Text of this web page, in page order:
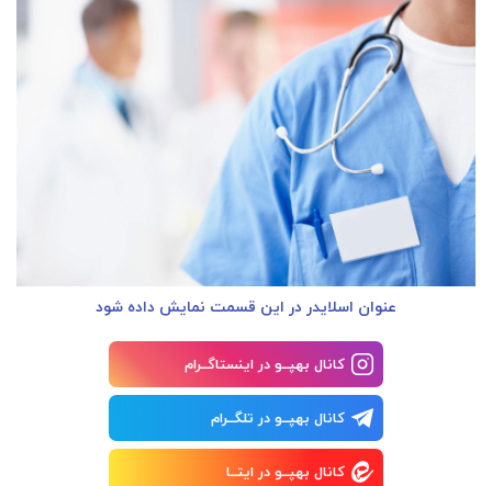
عنوان اسلایدر در این قسمت نمایش داده شود
کانال بهپــو در اینستاگــرام
کانال بهپــو در تلگــرام
کانال بهپــو در ایتــا